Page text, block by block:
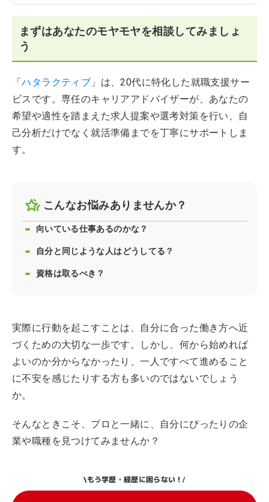
まずはあなたのモヤモヤを相談してみましょ
う
「ハタラクティブ 」は、20代に特化した就職支援サー
ビスです。専任のキャリアアドバイザーが、あなたの
希望や適性を踏まえた求人提案や選考対策を行い、自
己分析だけでなく就活準備までを丁寧にサポートしま
す。
こんなお悩みありませんか？
向いている仕事あるのかな？
自分と同じような人はどうしてる？
資格は取るべき？
実際に行動を起こすことは、自分に合った働き方へ近
づくための大切な一歩です。しかし、何から始めれば
よいのか分からなかったり、一人ですべて進めること
に不安を感じたりする方も多いのではないでしょう
か。
そんなときこそ、プロと一緒に、自分にぴったりの企
業や職種を見つけてみませんか？
\もう学歴・経歴に困らない！/